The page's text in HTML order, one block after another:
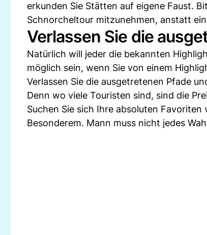
erkunden Sie Stätten auf eigene Faust.
Schnorcheltour mitzunehmen, anstatt
Verlassen Sie die
Natürlich will jeder die bekannten
möglich sein, wenn Sie von einem
Verlassen Sie die ausgetretenen Pfade
Denn wo viele Touristen sind, sind die
Suchen Sie sich Ihre absoluten
Besonderem. Mann muss nicht jedes